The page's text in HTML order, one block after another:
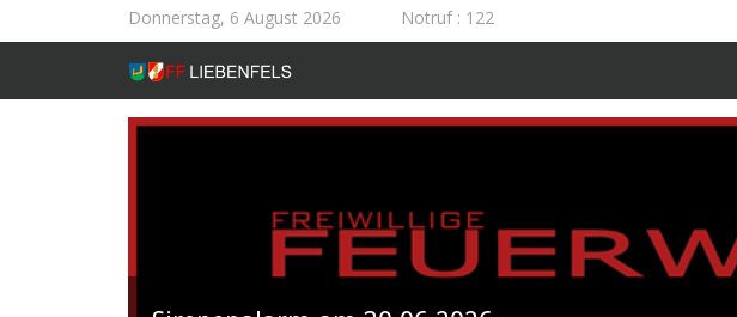
Donnerstag, 6 August 2026 Notruf: 122